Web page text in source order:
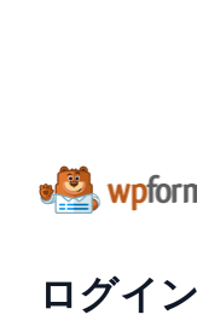
ログイン